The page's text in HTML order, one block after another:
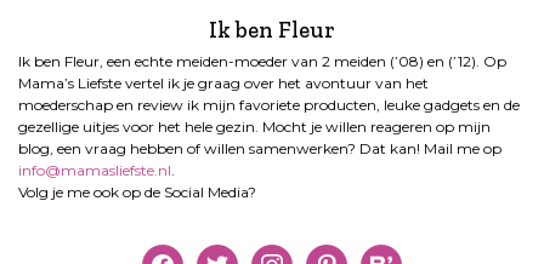
Ik ben Fleur
Ik ben Fleur, een echte meiden-moeder van 2 meiden (’08) en (’12). Op
Mama’s Liefste vertel ik je graag over het avontuur van het
moederschap en review ik mijn favoriete producten, leuke gadgets en de
gezellige uitjes voor het hele gezin. Mocht je willen reageren op mijn
blog, een vraag hebben of willen samenwerken? Dat kan! Mail me op
info@mamasliefste.nl
Volg je me ook op de Social Media?
facebooktwitter instagrampinterestbloglovin